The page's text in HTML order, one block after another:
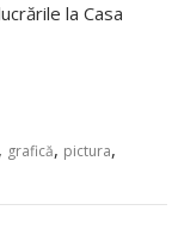
la Casa
, grafică, pictura,